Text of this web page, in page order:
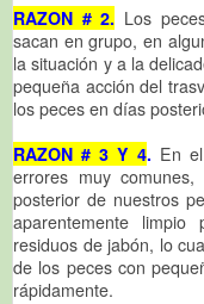
RAZON # 2. Los
sacan en grupo, en
la situación y a la
pequeña acción del
los peces en días
RAZON # 3 Y 4. En
errores muy
posterior de nuestros
aparentemente
residuos de jabón, lo
de los peces con
rápidamente.